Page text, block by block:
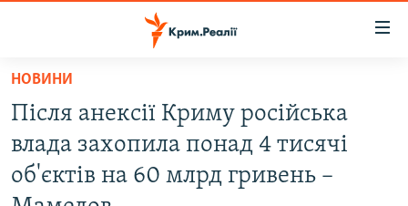
Перейти
основного
матеріалу
Перейти
до
ВІДЕО ТА ФОТО
ПОЛІТИКА
НОВИНИ
Після анексії Криму російська
влада захопила понад 4 тисячі
об'єктів на 60 млрд гривень –